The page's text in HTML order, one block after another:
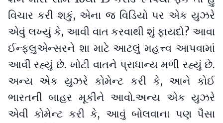
વિચાર કરી શકું, એના જ વિડિયો પર એક યુઝરે
એવું લખ્યું કે, આવી વાત કરવાથી શું ફાયદો? આવા
ઈન્ફ્લુએન્સરને શા માટે આટલું મહત્ત્વ આપવામાં
આવી રહ્યું છે. ખોટી વાતને પ્રાધાન્ય મળી રહ્યું છે.
અન્ય એક યુઝરે કોમેન્ટ કરી કે, આને કોઈ
ભારતની બાહર મૂકીને આવો.અન્ય એક યુઝરે
એવી કોમેન્ટ કરી કે, આવું બોલવાના પણ પૈસા